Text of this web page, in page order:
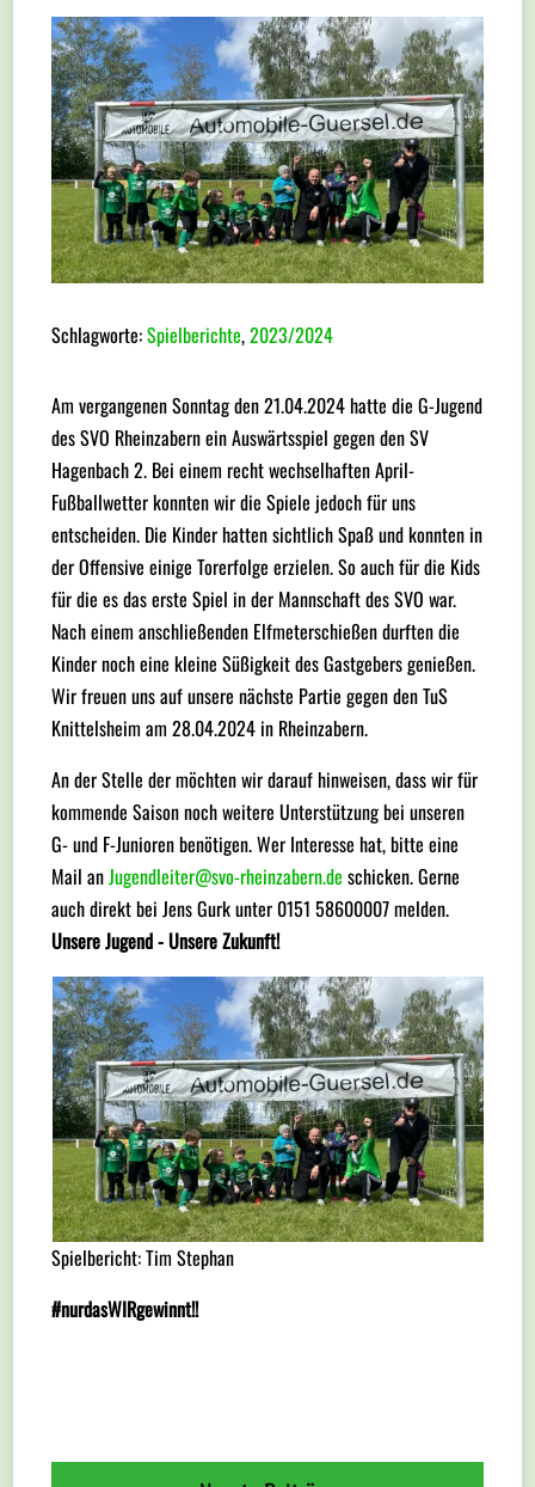
Schlagworte:Spielberichte,2023/2024
Am vergangenen Sonntag den 21.04.2024 hatte die G-Jugend
des SVO Rheinzabern ein Auswärtsspiel gegen den SV
Hagenbach 2. Bei einem recht wechselhaften April-
Fußballwetter konnten wir die Spiele jedoch für uns
entscheiden. Die Kinder hatten sichtlich Spaß und konnten in
der Offensive einige Torerfolge erzielen. So auch für die Kids
für die es das erste Spiel in der Mannschaft des SVO war.
Nach einem anschließenden Elfmeterschießen durften die
Kinder noch eine kleine Süßigkeit des Gastgebers genießen.
Wir freuen uns auf unsere nächste Partie gegen den TuS
Knittelsheim am 28.04.2024 in Rheinzabern.
An der Stelle der möchten wir darauf hinweisen, dass wir für
kommende Saison noch weitere Unterstützung bei unseren
G- und F-Junioren benötigen. Wer Interesse hat, bitte eine
Mail anJugendleiter@svo-rheinzabern.de schicken. Gerne
auch direkt bei Jens Gurk unter 0151 58600007 melden.
Unsere Jugend - Unsere Zukunft!
Spielbericht: Tim Stephan
#nurdasWIRgewinnt!!